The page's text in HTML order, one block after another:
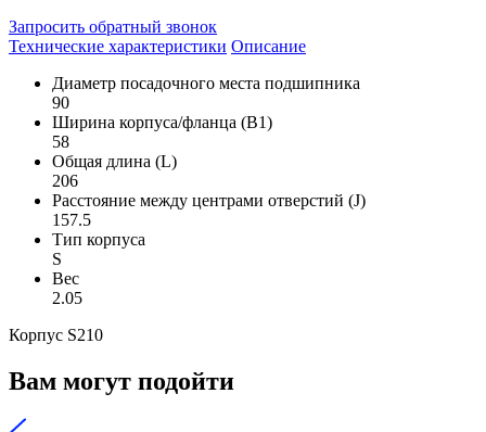
Запросить обратный звонок
Технические характеристики Описание
Диаметр посадочного места подшипника
90
Ширина корпуса/фланца (B1)
58
Общая длина (L)
206
Расстояние между центрами отверстий (J)
157.5
Тип корпуса
S
Вес
2.05
Корпус S210
Вам могут подойти